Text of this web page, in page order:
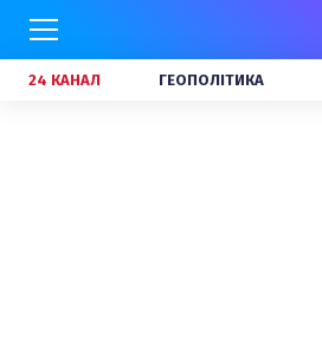
24 КАНАЛ ГЕОПОЛІТИКА